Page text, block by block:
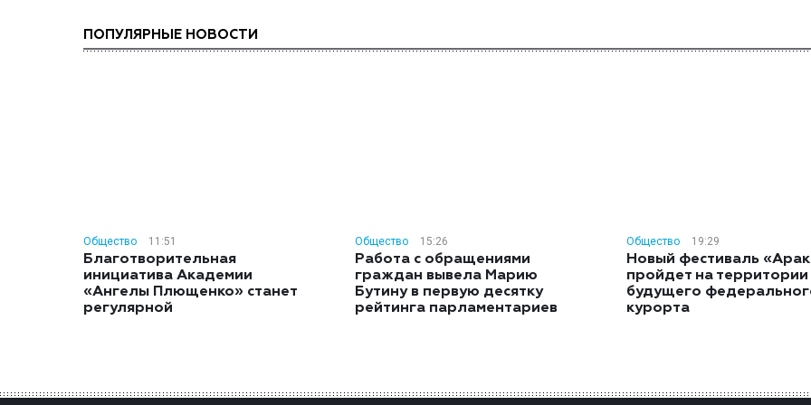
ПОПУЛЯРНЫЕ НОВОСТИ
Общество 11:51
Благотворительная
инициатива Академии
«Ангелы Плющенко» станет
регулярной
Общество 15:26
Работа с обращениями
граждан вывела Марию
Бутину в первую десятку
рейтинга парламентариев
Общество 19:29
Новый фестиваль
пройдет на территории
будущего
курорта